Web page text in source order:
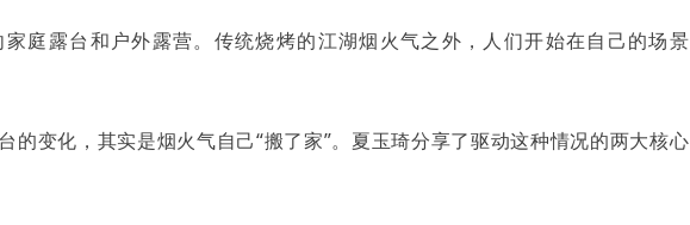
庭露台和户外露营。传统烧烤的江湖烟火气之外，人们开始在自己的场景
的变化，其实是烟火气自己“搬了家”。夏玉琦分享了驱动这种情况的两大核心